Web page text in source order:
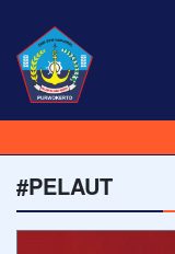
#PELAUT